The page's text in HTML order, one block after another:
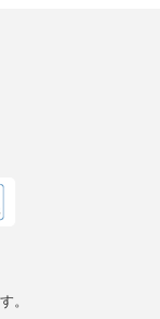
。